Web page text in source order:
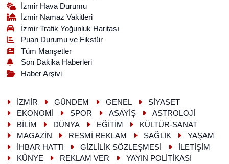
İzmir Hava Durumu
İzmir Namaz Vakitleri
İzmir Trafik Yoğunluk Haritası
Puan Durumu ve Fikstür
Tüm Manşetler
Son Dakika Haberleri
Haber Arşivi
İZMİR GÜNDEM GENEL
SİYASET
EKONOMİ
SPOR ASAYİŞ
ASTROLOJİ
BİLİM
DÜNYA EĞİTİM
KÜLTÜR-SANAT
MAGAZİN
RESMİ REKLAM SAĞLIK
YAŞAM
İHBAR HATTI
GİZLİLİK SÖZLEŞMESİ
İLETİŞİM
KÜNYE
REKLAM VER YAYIN POLİTİKASI